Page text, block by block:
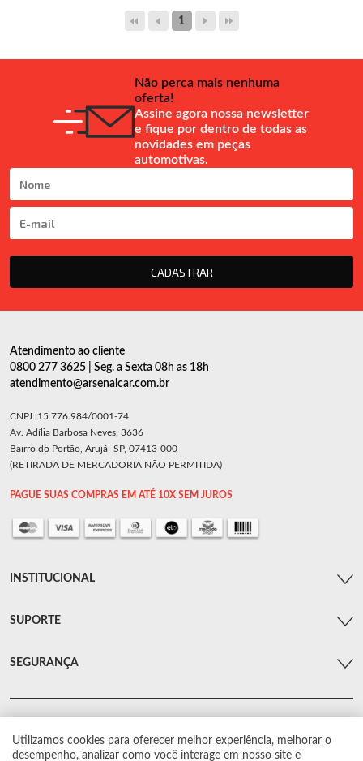
1
Não perca mais nenhuma
oferta!
Assine agora nossa newsletter
e fique por dentro de todas as
novidades em peças
automotivas.
CADASTRAR
Utilizamos cookies para oferecer melhor experiência, melhorar o
desempenho, analizar como você interage em nosso site e
Atendimento ao cliente
0800 277 3625 | Seg. a Sexta 08h as 18h
atendimento@arsenalcar.com.br
CNPJ: 15.776.984/0001-74
Av. Adília Barbosa Neves, 3636
Bairro do Portão, Arujá -SP, 07413-000
(RETIRADA DE MERCADORIA NÃO PERMITIDA)
PAGUE SUAS COMPRAS EM ATÉ 10X SEM JUROS
INSTITUCIONAL
SUPORTE
SEGURANÇA
© Arsenal Car. Todos os direitos reservados.